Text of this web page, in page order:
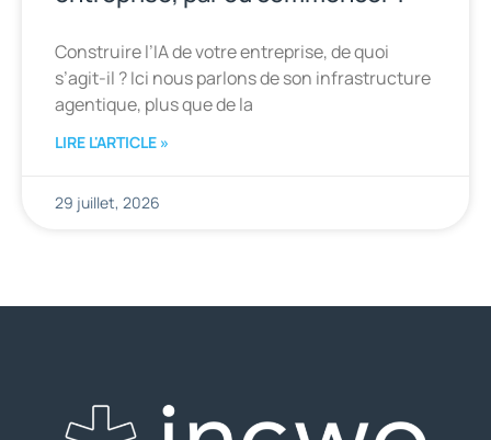
Construire l’IA de votre entreprise, de quoi
s’agit-il ? Ici nous parlons de son infrastructure
agentique, plus que de la
LIRE L'ARTICLE »
29 juillet, 2026